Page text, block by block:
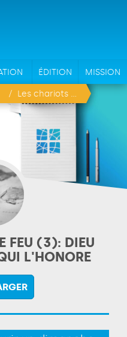
ÉDITION MISSION
Les chariots de feu (3): Dieu honore celui qui l'honore
FEU (3): DIEU
L'HONORE